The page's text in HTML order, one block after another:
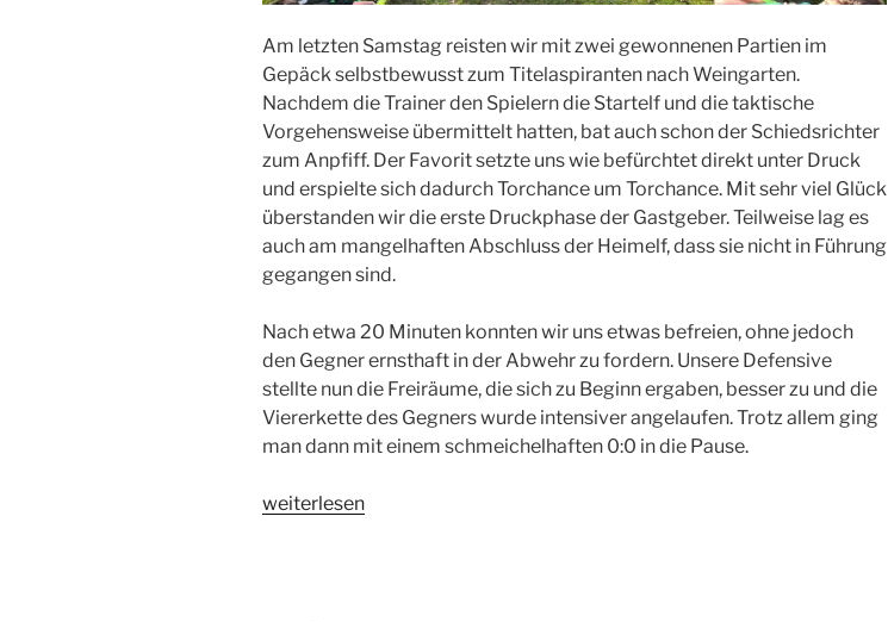
Am letzten Samstag reisten wir mit zwei gewonnenen Partien im
Gepäck selbstbewusst zum Titelaspiranten nach Weingarten.
Nachdem die Trainer den Spielern die Startelf und die taktische
Vorgehensweise übermittelt hatten, bat auch schon der Schiedsrichter
zum Anpfiff. Der Favorit setzte uns wie befürchtet direkt unter Druck
und erspielte sich dadurch Torchance um Torchance. Mit sehr viel Glück
überstanden wir die erste Druckphase der Gastgeber. Teilweise lag es
auch am mangelhaften Abschluss der Heimelf, dass sie nicht in Führung
gegangen sind.
Nach etwa 20 Minuten konnten wir uns etwas befreien, ohne jedoch
den Gegner ernsthaft in der Abwehr zu fordern. Unsere Defensive
stellte nun die Freiräume, die sich zu Beginn ergaben, besser zu und die
Viererkette des Gegners wurde intensiver angelaufen. Trotz allem ging
man dann mit einem schmeichelhaften 0:0 in die Pause.
„Dritter
weiterlesen